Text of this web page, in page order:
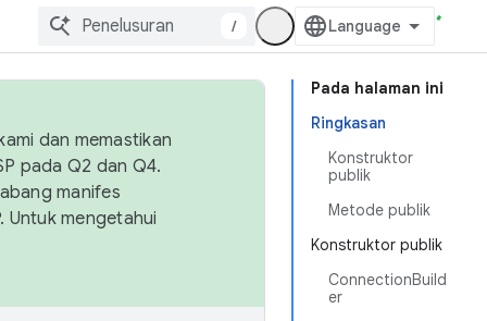
/
Pada halaman ini
Ringkasan
Konstruktor
publik
Metode publik
Konstruktor publik
ConnectionBuild
er
dan memastikan
pada Q2 dan Q4.
manifes
Untuk mengetahui